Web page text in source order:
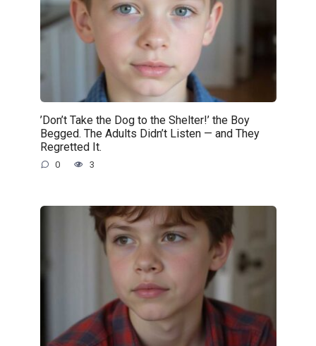
’Don’t Take the Dog to the Shelter!’ the Boy
Begged. The Adults Didn’t Listen — and They
Regretted It.
0 3